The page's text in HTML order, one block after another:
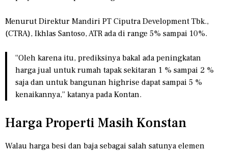
Menurut Direktur Mandiri PT Ciputra Development Tbk.,
(CTRA), Ikhlas Santoso, ATR ada di range 5% sampai 10%.
“Oleh karena itu, prediksinya bakal ada peningkatan
harga jual untuk rumah tapak sekitaran 1 % sampai 2 %
saja dan untuk bangunan highrise dapat sampai 5 %
kenaikannya,” katanya pada Kontan.
Harga Properti Masih Konstan
Walau harga besi dan baja sebagai salah satunya elemen